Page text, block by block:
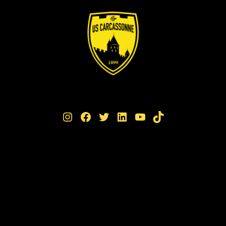
Instagram Facebook Twitter LinkedIn YouTube TikTok